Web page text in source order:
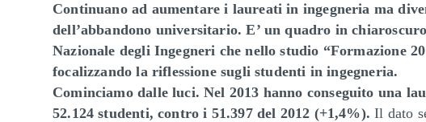
Continuano ad aumentare i laureati in ingegneria ma
dell’abbandono universitario. E’ un quadro in
Nazionale degli Ingegneri che nello studio “Formazione
focalizzando la riflessione sugli studenti in ingegneria.
Cominciamo dalle luci. Nel 2013 hanno conseguito una
52.124 studenti, contro i 51.397 del 2012 (+1,4%). Il dato